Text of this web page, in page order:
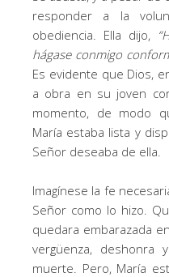
responder a la
obediencia. Ella dijo, “
hágase conmigo
Es evidente que Dios,
a obra en su joven
momento, de modo
María estaba lista y
Señor deseaba de ella.
Imagínese la fe
Señor como lo hizo.
quedara embarazada
vergüenza, deshonra
muerte. Pero, María